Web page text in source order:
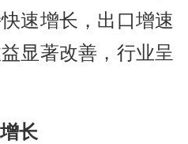
速增长，出口增速
显著改善，行业呈
长